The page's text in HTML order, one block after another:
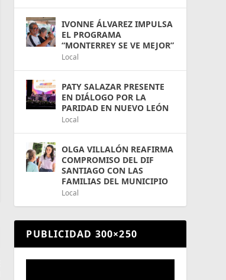
IVONNE ÁLVAREZ IMPULSA
EL PROGRAMA
“MONTERREY SE VE MEJOR”
Local
PATY SALAZAR PRESENTE
EN DIÁLOGO POR LA
PARIDAD EN NUEVO LEÓN
Local
OLGA VILLALÓN REAFIRMA
COMPROMISO DEL DIF
SANTIAGO CON LAS
FAMILIAS DEL MUNICIPIO
Local
PUBLICIDAD 300×250